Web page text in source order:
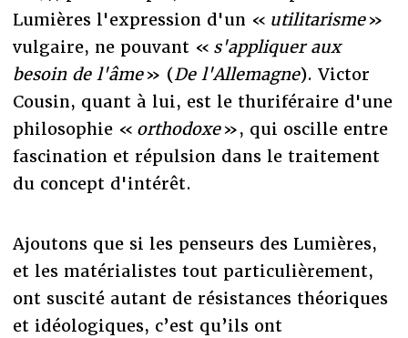
Lumières l'expression d'un « utilitarisme»
vulgaire, ne pouvant « s'appliquer aux
besoin de l'âme» (De l'Allemagne). Victor
Cousin, quant à lui, est le thuriféraire d'une
philosophie « orthodoxe», qui oscille entre
fascination et répulsion dans le traitement
du concept d'intérêt.
Ajoutons que si les penseurs des Lumières,
et les matérialistes tout particulièrement,
ont suscité autant de résistances théoriques
et idéologiques, c’est qu’ils ont